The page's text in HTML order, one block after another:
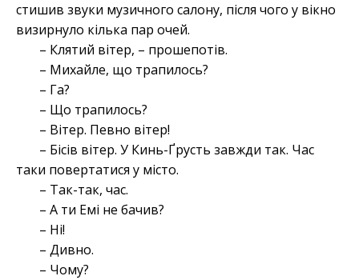
стишив звуки музичного салону, після чого у вікно
визирнуло кілька пар очей.
– Клятий вітер, – прошепотів.
– Михайле, що трапилось?
– Га?
– Що трапилось?
– Вітер. Певно вітер!
– Бісів вітер. У Кинь-Ґрусть завжди так. Час
таки повертатися у місто.
– Так-так, час.
– А ти Емі не бачив?
– Ні!
– Дивно.
– Чому?